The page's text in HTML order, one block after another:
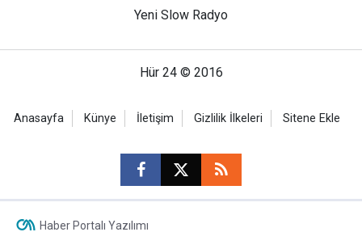
Yeni Slow Radyo
Hür 24 © 2016
Anasayfa Künye İletişim Gizlilik İlkeleri Sitene Ekle
Haber Portalı Yazılımı